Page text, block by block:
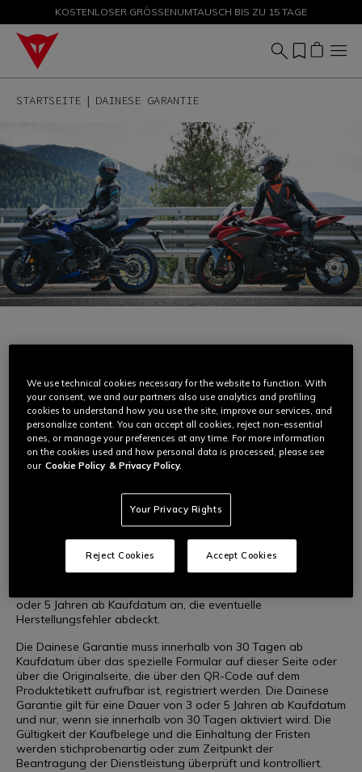
SALE BIS ZU -50 % – JETZT SHOPPEN
KOSTENLOSER GRÖSSENUMTAUSCH BIS ZU 15 TAGE
STARTSEITE DAINESE GARANTIE
DAINESE GARANTIE
Sie liegen uns am Herzen – genauso wie die Produkte, die Sie
bei uns kaufen. Darum verbessern und fördern wir
kontinuierlich die Sicherheit unserer Produkte: So ergänzt
Dainese die gesetzliche Gewährleistung des Landes, in dem
Sie die Produkte von Dainese, AGV, TCX und Momodesign
gekauft haben, um eine zusätzliche Garantieverlängerung von
bis zu 3 oder 5 Jahren ab Kaufdatum.
Worum es Sich bei der Dainese Garantie handelt und wie
Für eine Auswahl von Produkten von Dainese, AGV, TCX und
Momodesign bietet Dainese neben der gesetzlichen
oder 5 Jahren ab Kaufdatum an, die eventuelle
Herstellungsfehler abdeckt.
Die Dainese Garantie muss innerhalb von 30 Tagen ab
Kaufdatum über das spezielle Formular auf dieser Seite oder
über die Originalseite, die über den QR-Code auf dem
Produktetikett aufrufbar ist, registriert werden. Die Dainese
Garantie gilt für eine Dauer von 3 oder 5 Jahren ab Kaufdatum
und nur, wenn sie innerhalb von 30 Tagen aktiviert wird. Die
Gültigkeit der Kaufbelege und die Einhaltung der Fristen
werden stichprobenartig oder zum Zeitpunkt der
Beantragung der Dienstleistung überprüft und kontrolliert.
We use technical cookies necessary for the website to function. With
your consent, we and our partners also use analytics and profiling
cookies to understand how you use the site, improve our services, and
personalize content. You can accept all cookies, reject non-essential
ones, or manage your preferences at any time. For more information
on the cookies used and how personal data is processed, please see
our Cookie Policy & Privacy Policy.
Your Privacy Rights
Reject Cookies Accept Cookies